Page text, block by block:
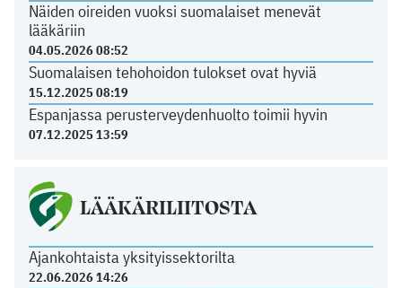
Näiden oireiden vuoksi suomalaiset menevät
lääkäriin
04.05.2026 08:52
Suomalaisen tehohoidon tulokset ovat hyviä
15.12.2025 08:19
Espanjassa perusterveydenhuolto toimii hyvin
07.12.2025 13:59
LÄÄKÄRILIITOSTA
Ajankohtaista yksityissektorilta
22.06.2026 14:26